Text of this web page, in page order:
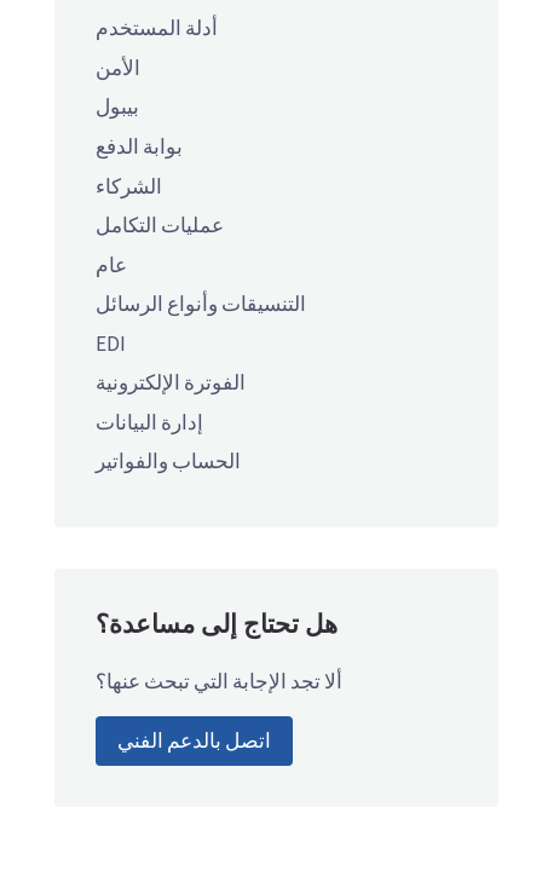
أدلة المستخدم
الأمن
بيبول
بوابة الدفع
الشركاء
عمليات التكامل
عام
التنسيقات وأنواع الرسائل
EDI
الفوترة الإلكترونية
إدارة البيانات
الحساب والفواتير
هل تحتاج إلى مساعدة؟
ألا تجد الإجابة التي تبحث عنها؟
اتصل بالدعم الفني